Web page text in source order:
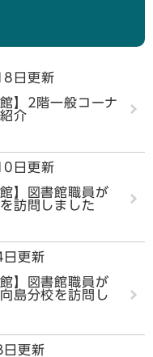
日更新
館】2階一般コーナ
介
日更新
館】図書館職員が
訪問しました
更新
館】図書館職員が
島分校を訪問し
更新